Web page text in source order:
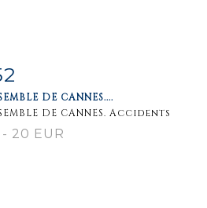
Item detail
DE CANNES....
DE CANNES. Accidents
- 20 EUR